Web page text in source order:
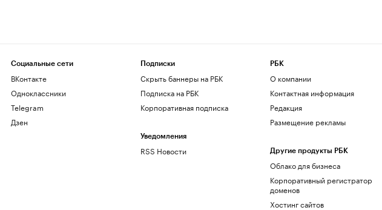
Социальные сети
ВКонтакте
Одноклассники
Telegram
Дзен
Подписки
Скрыть баннеры на РБК
Подписка на РБК
Корпоративная подписка
Уведомления
RSS Новости
РБК
О компании
Контактная информация
Редакция
Размещение рекламы
Другие продукты РБК
Облако для бизнеса
Корпоративный регистратор
доменов
Хостинг сайтов